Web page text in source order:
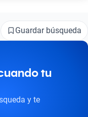
Guardar búsqueda
tu
y te